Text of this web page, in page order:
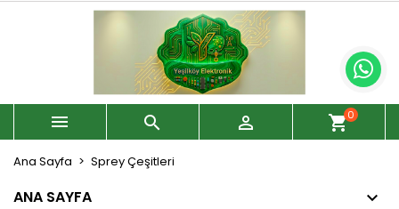
   shopping_cart0
Ana Sayfa Sprey Çeşitleri
ANA SAYFA